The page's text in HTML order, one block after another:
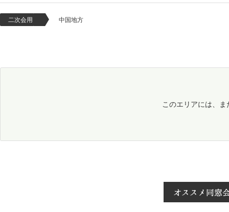
二次会用 中国地方
このエリアには、